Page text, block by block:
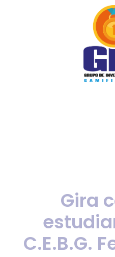
Gira
C.E.B.G.